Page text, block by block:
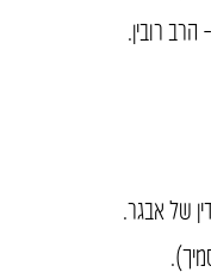
– הרב רובין.
של אבגר.
).